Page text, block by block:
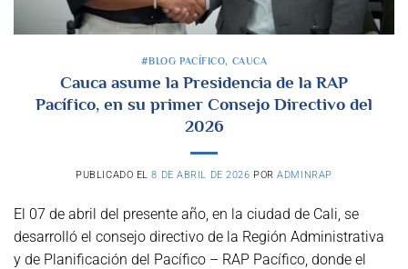
#BLOG PACÍFICO, CAUCA
Cauca asume la Presidencia de la RAP
Pacífico, en su primer Consejo Directivo del
2026
PUBLICADO EL8 DE ABRIL DE 2026 PORADMINRAP
El 07 de abril del presente año, en la ciudad de Cali, se
desarrolló el consejo directivo de la Región Administrativa
y de Planificación del Pacífico – RAP Pacífico, donde el